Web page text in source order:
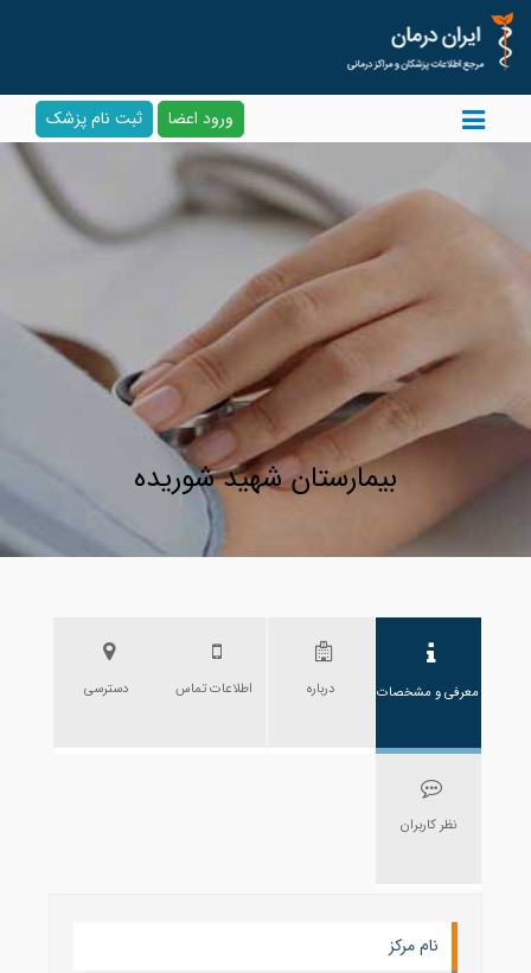
ورود اعضا ثبت نام پزشک
بیمارستان شهید شوریده
معرفی و مشخصات درباره اطلاعات تماس دسترسی
نظر کاربران
نام مرکز